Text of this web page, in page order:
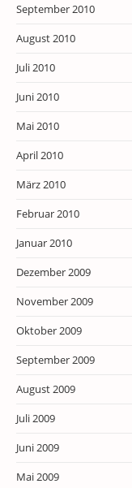
September 2010
August 2010
Juli 2010
Juni 2010
Mai 2010
April 2010
März 2010
Februar 2010
Januar 2010
Dezember 2009
November 2009
Oktober 2009
September 2009
August 2009
Juli 2009
Juni 2009
Mai 2009